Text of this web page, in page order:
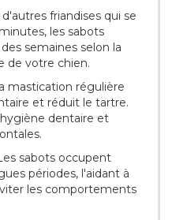
friandises qui se
les sabots
semaines selon la
de votre chien.
mastication régulière
et réduit le tartre.
dentaire et
sabots occupent
périodes, l'aidant à
les comportements